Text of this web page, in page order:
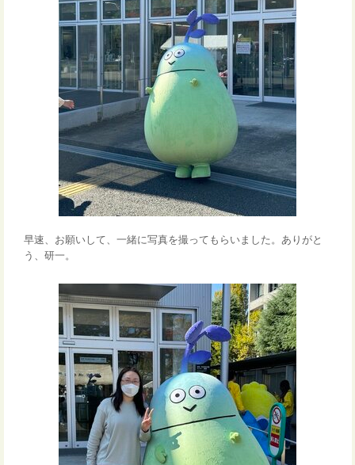
早速、お願いして、一緒に写真を撮ってもらいました。ありがと
う、研一。